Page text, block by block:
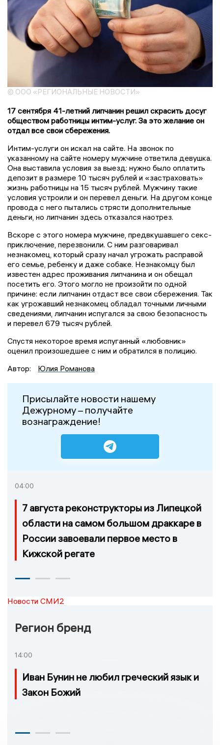
© ООО «РЕГИОНАЛЬНЫЕ НОВОСТИ»
17 сентября 41-летний липчанин решил скрасить досуг
обществом работницы интим-услуг. За это желание он
отдал все свои сбережения.
Интим-услуги он искал на сайте. На звонок по
указанному на сайте номеру мужчине ответила девушка.
Она выставила условия за выезд: нужно было оплатить
депозит в размере 10 тысяч рублей и «застраховать»
жизнь работницы на 15 тысяч рублей. Мужчину такие
условия устроили и он перевел деньги. На другом конце
провода с него пытались стрясти дополнительные
деньги, но липчанин здесь отказался наотрез.
Вскоре с этого номера мужчине, предвкушавшего секс-
приключение, перезвонили. С ним разговаривал
незнакомец, который сразу начал угрожать расправой
его семье, ребенку и даже собаке. Незнакомцу был
известен адрес проживания липчанина и он обещал
посетить его. Этого могло не произойти по одной
причине: если липчанин отдаст все свои сбережения. Так
как угрожавший незнакомец обладал точными личными
сведениями, липчанин испугался за свою безопасность
и перевел 679 тысяч рублей.
Спустя некоторое время испуганный «любовник»
оценил произошедшее с ним и обратился в полицию.
Автор:
Юлия Романова
Присылайте новости нашему
Дежурному – получайте
вознаграждение!
04:00
7 августа реконструкторы из Липецкой
области на самом большом драккаре в
России завоевали первое место в
Кижской регате
Новости СМИ2
Регион бренд
14:00
Иван Бунин не любил греческий язык и
Закон Божий